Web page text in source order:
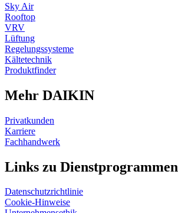
Sky Air
Rooftop
VRV
Lüftung
Regelungssysteme
Kältetechnik
Produktfinder
Mehr DAIKIN
Privatkunden
Karriere
Fachhandwerk
Links zu Dienstprogrammen
Datenschutzrichtlinie
Cookie-Hinweise